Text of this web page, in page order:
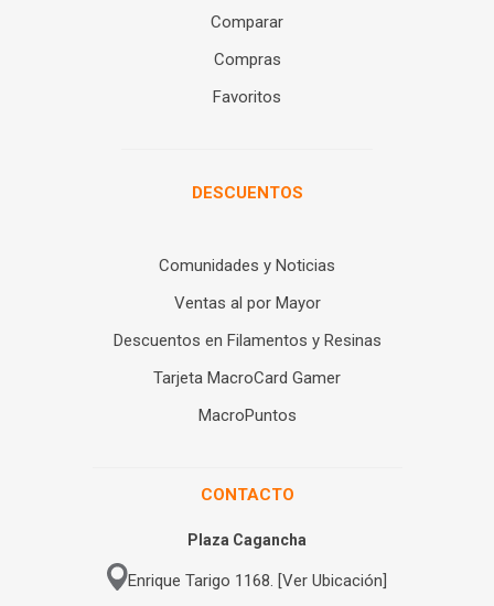
Comparar
Compras
Favoritos
DESCUENTOS
Comunidades y Noticias
Ventas al por Mayor
Descuentos en Filamentos y Resinas
Tarjeta MacroCard Gamer
MacroPuntos
CONTACTO
Plaza Cagancha
Enrique Tarigo 1168. [Ver Ubicación]